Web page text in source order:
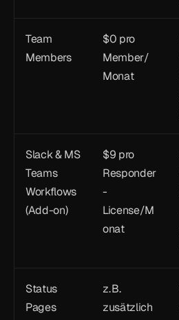
Team
Members
$0 pro
Member/
Monat
Slack & MS
Teams
Workflows
(Add-on)
$9 pro
Responder
-
License/M
onat
Status
Pages
z. B.
zusätzlich